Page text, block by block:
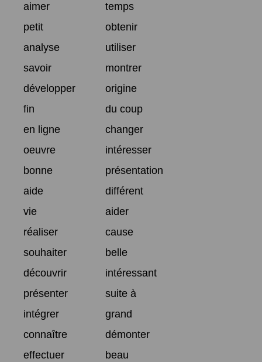
aimer
temps
petit
obtenir
analyse
utiliser
savoir
montrer
développer
origine
fin
du coup
en ligne
changer
oeuvre
intéresser
bonne
présentation
aide
différent
vie
aider
réaliser
cause
souhaiter
belle
découvrir
intéressant
présenter
suite à
intégrer
grand
connaître
démonter
effectuer
beau